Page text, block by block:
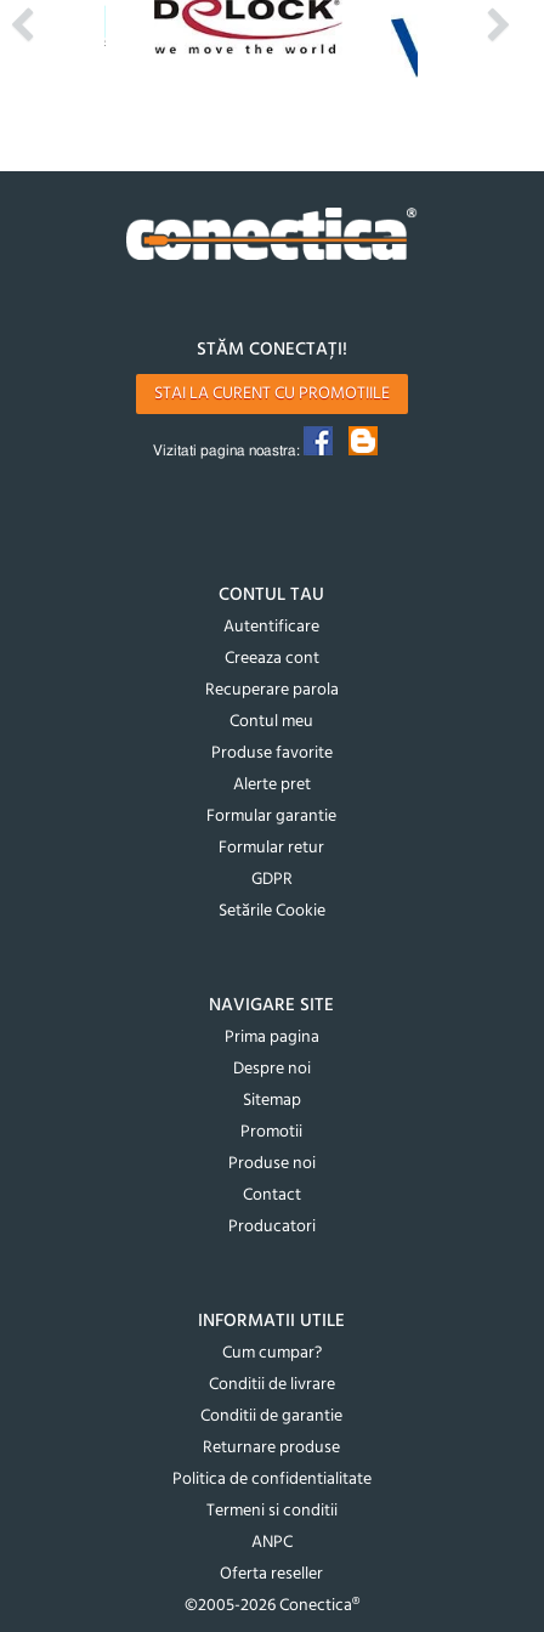
STĂM CONECTAȚI!
STAI LA CURENT CU PROMOTIILE
Vizitati pagina noastra:
CONTUL TAU
Autentificare
Creeaza cont
Recuperare parola
Contul meu
Produse favorite
Alerte pret
Formular garantie
Formular retur
GDPR
Setările Cookie
NAVIGARE SITE
Prima pagina
Despre noi
Sitemap
Promotii
Produse noi
Contact
Producatori
INFORMATII UTILE
Cum cumpar?
Conditii de livrare
Conditii de garantie
Returnare produse
Politica de confidentialitate
Termeni si conditii
ANPC
Oferta reseller
©2005-2026 Conectica®